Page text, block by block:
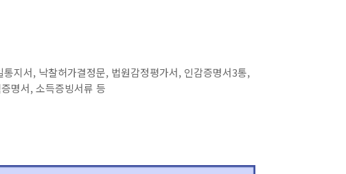
지서, 낙찰허가결정문, 법원감정평가서, 인감증명서3통,
명서, 소득증빙서류 등